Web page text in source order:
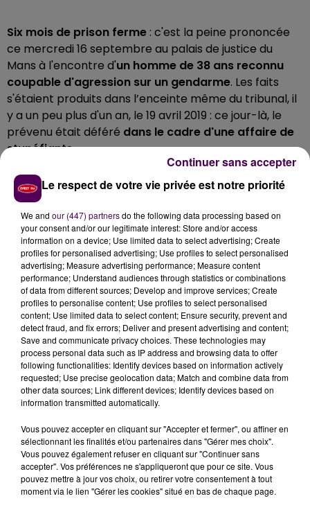
Six mois de prison ferme : c'est la peine prononcée
ce mercredi 16 septembre au palais de justice du
Mans à l'encontre d'un homme de 38 ans reconnu
coupable d'agression sur un gendarme. Les faits
s'étaient produits dans l’enceinte même du tribunal, il
y a un peu plus d'un an, le 19 avril 2019 : ce jour-là, le
prévenu était déféré dans le cadre d'une affaire de
stupéfiants.
MENACES DE MORT
Le trentenaire s’en était pris au représentant des
forces de l'ordre dans des escaliers,en griffant sa
victime à la main et au bras... après l’avoir menacée
de mort, à plusieurs reprises. Actuellement incarcéré
à Argentan, ce Martiniquais d’origine devait
normalement être libéré le mois prochain. Les juges
l’ont également condamné à verser200 euros au
titre du préjudice moral.
À LA UNE
Le respect de votre vie privée est notre priorité
We and our (447) partnersdo the following data processing based on
your consent and/or our legitimate interest: Store and/or access
information on a device; Use limited data to select advertising; Create
profiles for personalised advertising; Use profiles to select personalised
advertising; Measure advertising performance; Measure content
performance; Understand audiences through statistics or combinations
of data from different sources; Develop and improve services; Create
profiles to personalise content; Use profiles to select personalised
content; Use limited data to select content; Ensure security, prevent and
detect fraud, and fix errors; Deliver and present advertising and content;
Save and communicate privacy choices. These technologies may
process personal data such as IP address and browsing data to offer
following functionalities: Identify devices based on information actively
requested; Use precise geolocation data; Match and combine data from
other data sources; Link different devices; Identify devices based on
information transmitted automatically.
Vous pouvez accepter en cliquant sur "Accepter et fermer", ou affiner en
sélectionnant les finalités et/ou partenaires dans "Gérer mes choix".
Vous pouvez également refuser en cliquant sur "Continuer sans
accepter". Vos préférences ne s'appliqueront que pour ce site. Vous
pouvez mettre à jour vos choix, ou retirer votre consentement à tout
moment via le lien "Gérer les cookies" situé en bas de chaque page.
Continuer sans accepter